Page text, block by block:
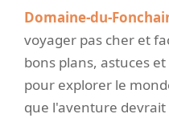
Domaine-du-
voyager pas cher et
bons plans, astuces
pour explorer le
que l'aventure devrait